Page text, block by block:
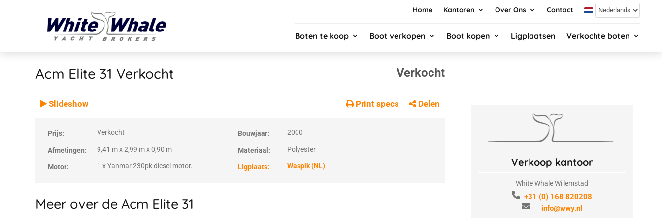
Home Kantoren Over Ons Contact
Boten te koop Boot verkopen Boot kopen Ligplaatsen Verkochte boten
Acm Elite 31 Verkocht Verkocht
VERKOCHT
Verkocht
Slideshow Print specs Delen
Prijs: Verkocht Bouwjaar: 2000
Afmetingen: 9,41 m x 2,99 m x 0,90 m Materiaal: Polyester
Motor: 1 x Yanmar 230pk diesel motor. Ligplaats: Waspik (NL)
Meer over de Acm Elite 31
Verkoop kantoor
White Whale Willemstad
+31 (0) 168 820208
info@wwy.nl